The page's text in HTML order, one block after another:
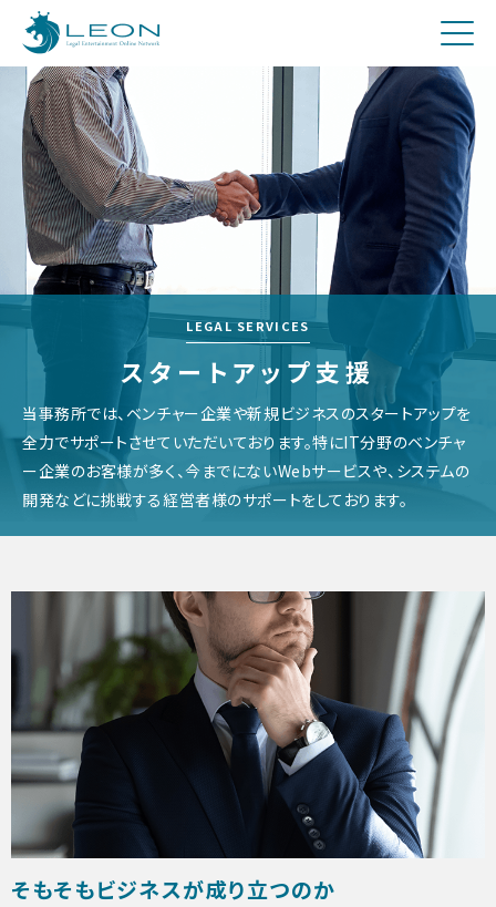
費用について
Q&A
お問合せ
メディア関係者の方へ
採用
LEGAL SERVICES
スタートアップ支援
当事務所では、ベンチャー企業や新規ビジネスのスタートアップを
全力でサポートさせていただいております。特にIT分野のベンチャ
ー企業のお客様が多く、今までにないWebサービスや、システムの
開発などに挑戦する経営者様のサポートをしております。
そもそもビジネスが成り立つのか